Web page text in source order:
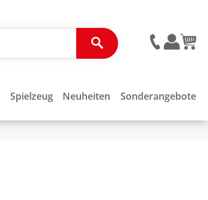
Spielzeug Neuheiten Sonderangebote